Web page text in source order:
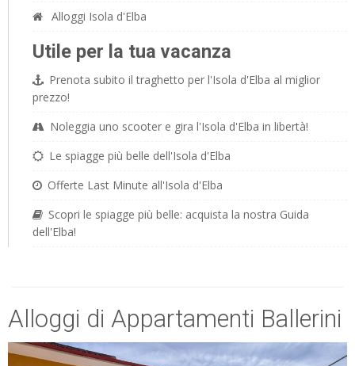
Alloggi Isola d'Elba
Utile per la tua vacanza
Prenota subito il traghetto per l'Isola d'Elba al miglior
prezzo!
Noleggia uno scooter e gira l'Isola d'Elba in libertà!
Le spiagge più belle dell'Isola d'Elba
Offerte Last Minute all'Isola d'Elba
Scopri le spiagge più belle: acquista la nostra Guida
dell'Elba!
Alloggi di Appartamenti Ballerini